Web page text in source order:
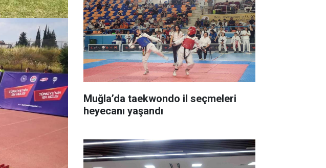
Muğla’da taekwondo il seçmeleri
heyecanı yaşandı